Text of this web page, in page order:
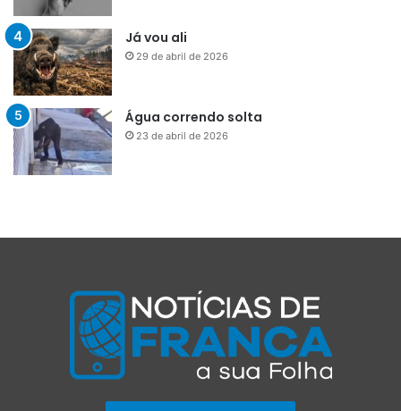
Já vou ali
29 de abril de 2026
Água correndo solta
23 de abril de 2026